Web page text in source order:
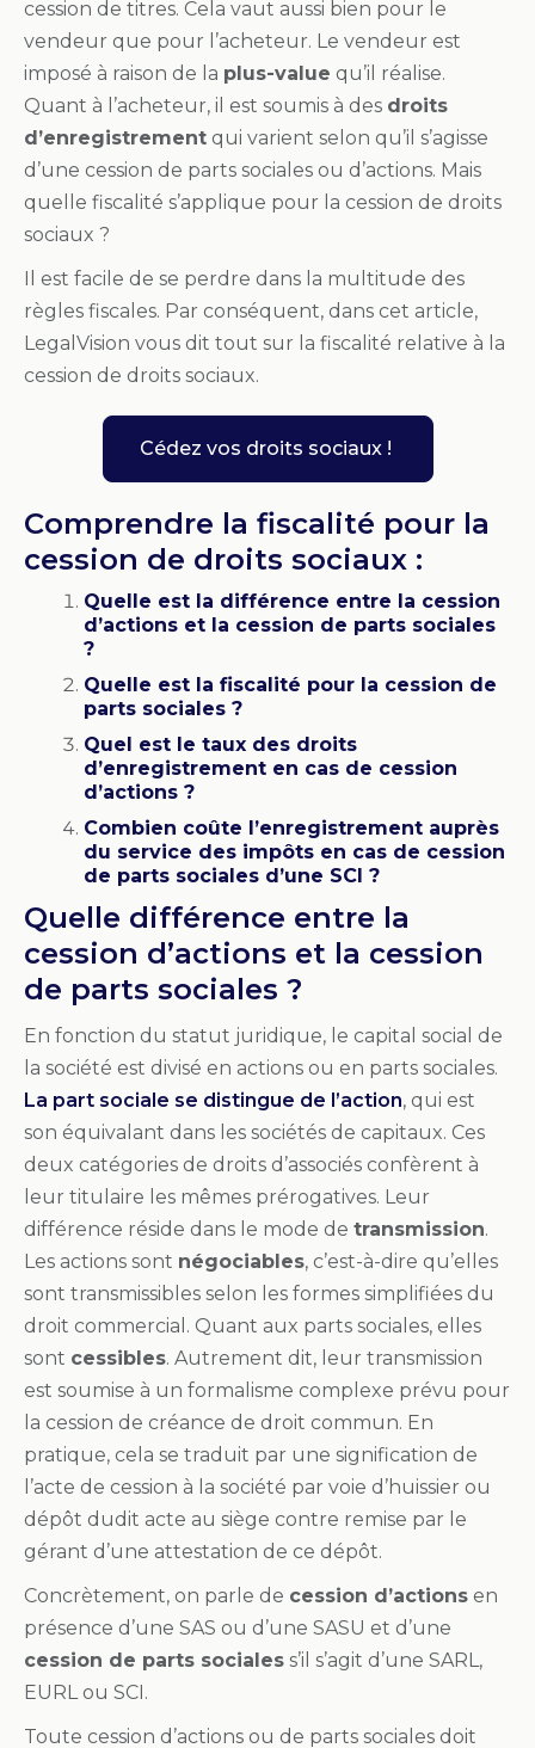
cession de titres. Cela vaut aussi bien pour le
vendeur que pour l’acheteur. Le vendeur est
imposé à raison de la plus-value qu’il réalise.
Quant à l’acheteur, il est soumis à des droits
d’enregistrement qui varient selon qu’il s’agisse
d’une cession de parts sociales ou d’actions. Mais
quelle fiscalité s’applique pour la cession de droits
sociaux ?
Il est facile de se perdre dans la multitude des
règles fiscales. Par conséquent, dans cet article,
LegalVision vous dit tout sur la fiscalité relative à la
cession de droits sociaux.
Cédez vos droits sociaux !
Comprendre la fiscalité pour la
cession de droits sociaux :
Quelle est la différence entre la cession
d’actions et la cession de parts sociales
?
Quelle est la fiscalité pour la cession de
parts sociales ?
Quel est le taux des droits
d’enregistrement en cas de cession
d’actions ?
Combien coûte l’enregistrement auprès
du service des impôts en cas de cession
de parts sociales d’une SCI ?
Quelle différence entre la
cession d’actions et la cession
de parts sociales ?
En fonction du statut juridique, le capital social de
la société est divisé en actions ou en parts sociales.
La part sociale se distingue de l’action, qui est
son équivalant dans les sociétés de capitaux. Ces
deux catégories de droits d’associés confèrent à
leur titulaire les mêmes prérogatives. Leur
différence réside dans le mode de transmission.
Les actions sont négociables, c’est-à-dire qu’elles
sont transmissibles selon les formes simplifiées du
droit commercial. Quant aux parts sociales, elles
sont cessibles. Autrement dit, leur transmission
est soumise à un formalisme complexe prévu pour
la cession de créance de droit commun. En
pratique, cela se traduit par une signification de
l’acte de cession à la société par voie d’huissier ou
dépôt dudit acte au siège contre remise par le
gérant d’une attestation de ce dépôt.
Concrètement, on parle de cession d’actions en
présence d’une SAS ou d’une SASU et d’une
cession de parts sociales s’il s’agit d’une SARL,
EURL ou SCI.
Toute cession d’actions ou de parts sociales doit